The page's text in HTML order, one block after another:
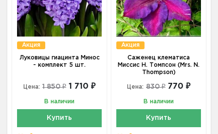
Акция
Луковицы гиацинта Минос
- комплект 5 шт.
Цена: 1 850 ₽ 1 710 ₽
В наличии
Купить
Акция
Саженец клематиса
Миссис Н. Томпсон (Mrs. N.
Thompson)
Цена: 830 ₽ 770 ₽
В наличии
Купить